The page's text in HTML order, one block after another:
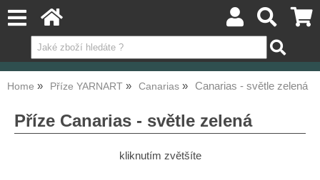
Home Příze YARNART Canarias Canarias - světle zelená
Příze Canarias - světle zelená
kliknutím zvětšíte